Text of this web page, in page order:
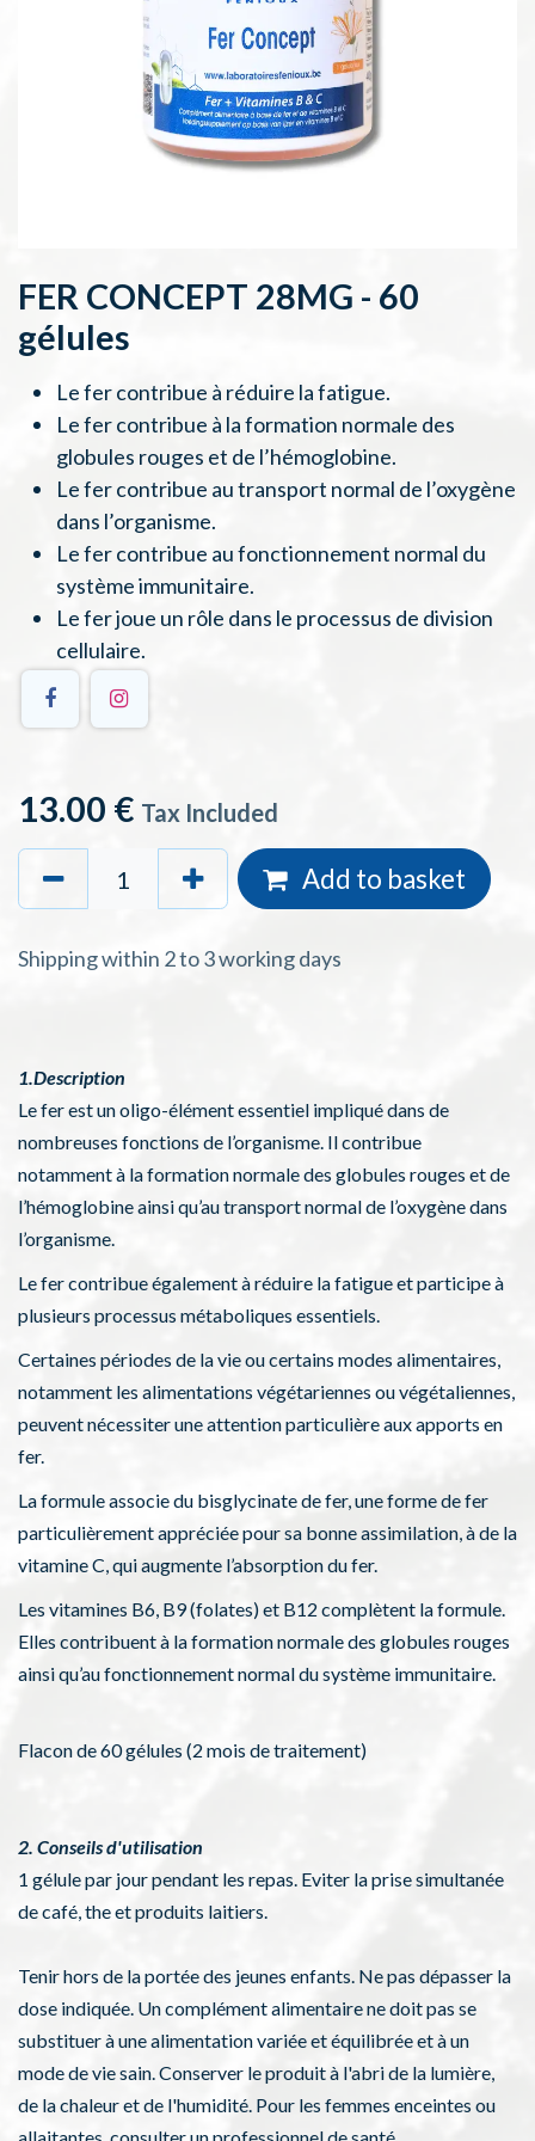
FER CONCEPT 28MG - 60
gélules
Le fer contribue à réduire la fatigue.
Le fer contribue à la formation normale des
globules rouges et de l’hémoglobine.
Le fer contribue au transport normal de l’oxygène
dans l’organisme.
Le fer contribue au fonctionnement normal du
système immunitaire.
Le fer joue un rôle dans le processus de division
cellulaire.
13.00 € Tax Included
Add to basket
Shipping within 2 to 3 working days
1.Description
Le fer est un oligo-élément essentiel impliqué dans de
nombreuses fonctions de l’organisme. Il contribue
notamment à la formation normale des globules rouges et de
l’hémoglobine ainsi qu’au transport normal de l’oxygène dans
l’organisme.
Le fer contribue également à réduire la fatigue et participe à
plusieurs processus métaboliques essentiels.
Certaines périodes de la vie ou certains modes alimentaires,
notamment les alimentations végétariennes ou végétaliennes,
peuvent nécessiter une attention particulière aux apports en
fer.
La formule associe du bisglycinate de fer, une forme de fer
particulièrement appréciée pour sa bonne assimilation, à de la
vitamine C, qui augmente l’absorption du fer.
Les vitamines B6, B9 (folates) et B12 complètent la formule.
Elles contribuent à la formation normale des globules rouges
ainsi qu’au fonctionnement normal du système immunitaire.
Flacon de 60 gélules (2 mois de traitement)
2. Conseils d'utilisation
1 gélule par jour pendant les repas. Eviter la prise simultanée
de café, the et produits laitiers.
Tenir hors de la portée des jeunes enfants. Ne pas dépasser la
dose indiquée. Un complément alimentaire ne doit pas se
substituer à une alimentation variée et équilibrée et à un
mode de vie sain. Conserver le produit à l'abri de la lumière,
de la chaleur et de l'humidité. Pour les femmes enceintes ou